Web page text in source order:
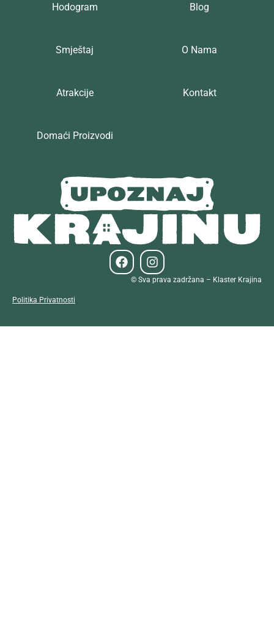
Hodogram
Smještaj
Atrakcije
Domaći Proizvodi
Blog
O Nama
Kontakt
© Sva prava zadržana – Klaster Krajina
Politika Privatnosti